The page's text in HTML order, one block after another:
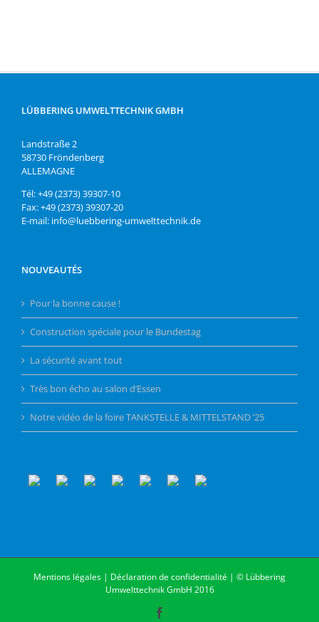
LÜBBERING UMWELTTECHNIK GMBH
Landstraße 2
58730 Fröndenberg
ALLEMAGNE
Tél: +49 (2373) 39307-10
Fax: +49 (2373) 39307-20
E-mail: info@luebbering-umwelttechnik.de
NOUVEAUTÉS
Pour la bonne cause !
Construction spéciale pour le Bundestag
La sécurité avant tout
Très bon écho au salon d’Essen
Notre vidéo de la foire TANKSTELLE & MITTELSTAND ’25
Mentions légales | Déclaration de confidentialité | © Lübbering
Umwelttechnik GmbH 2016